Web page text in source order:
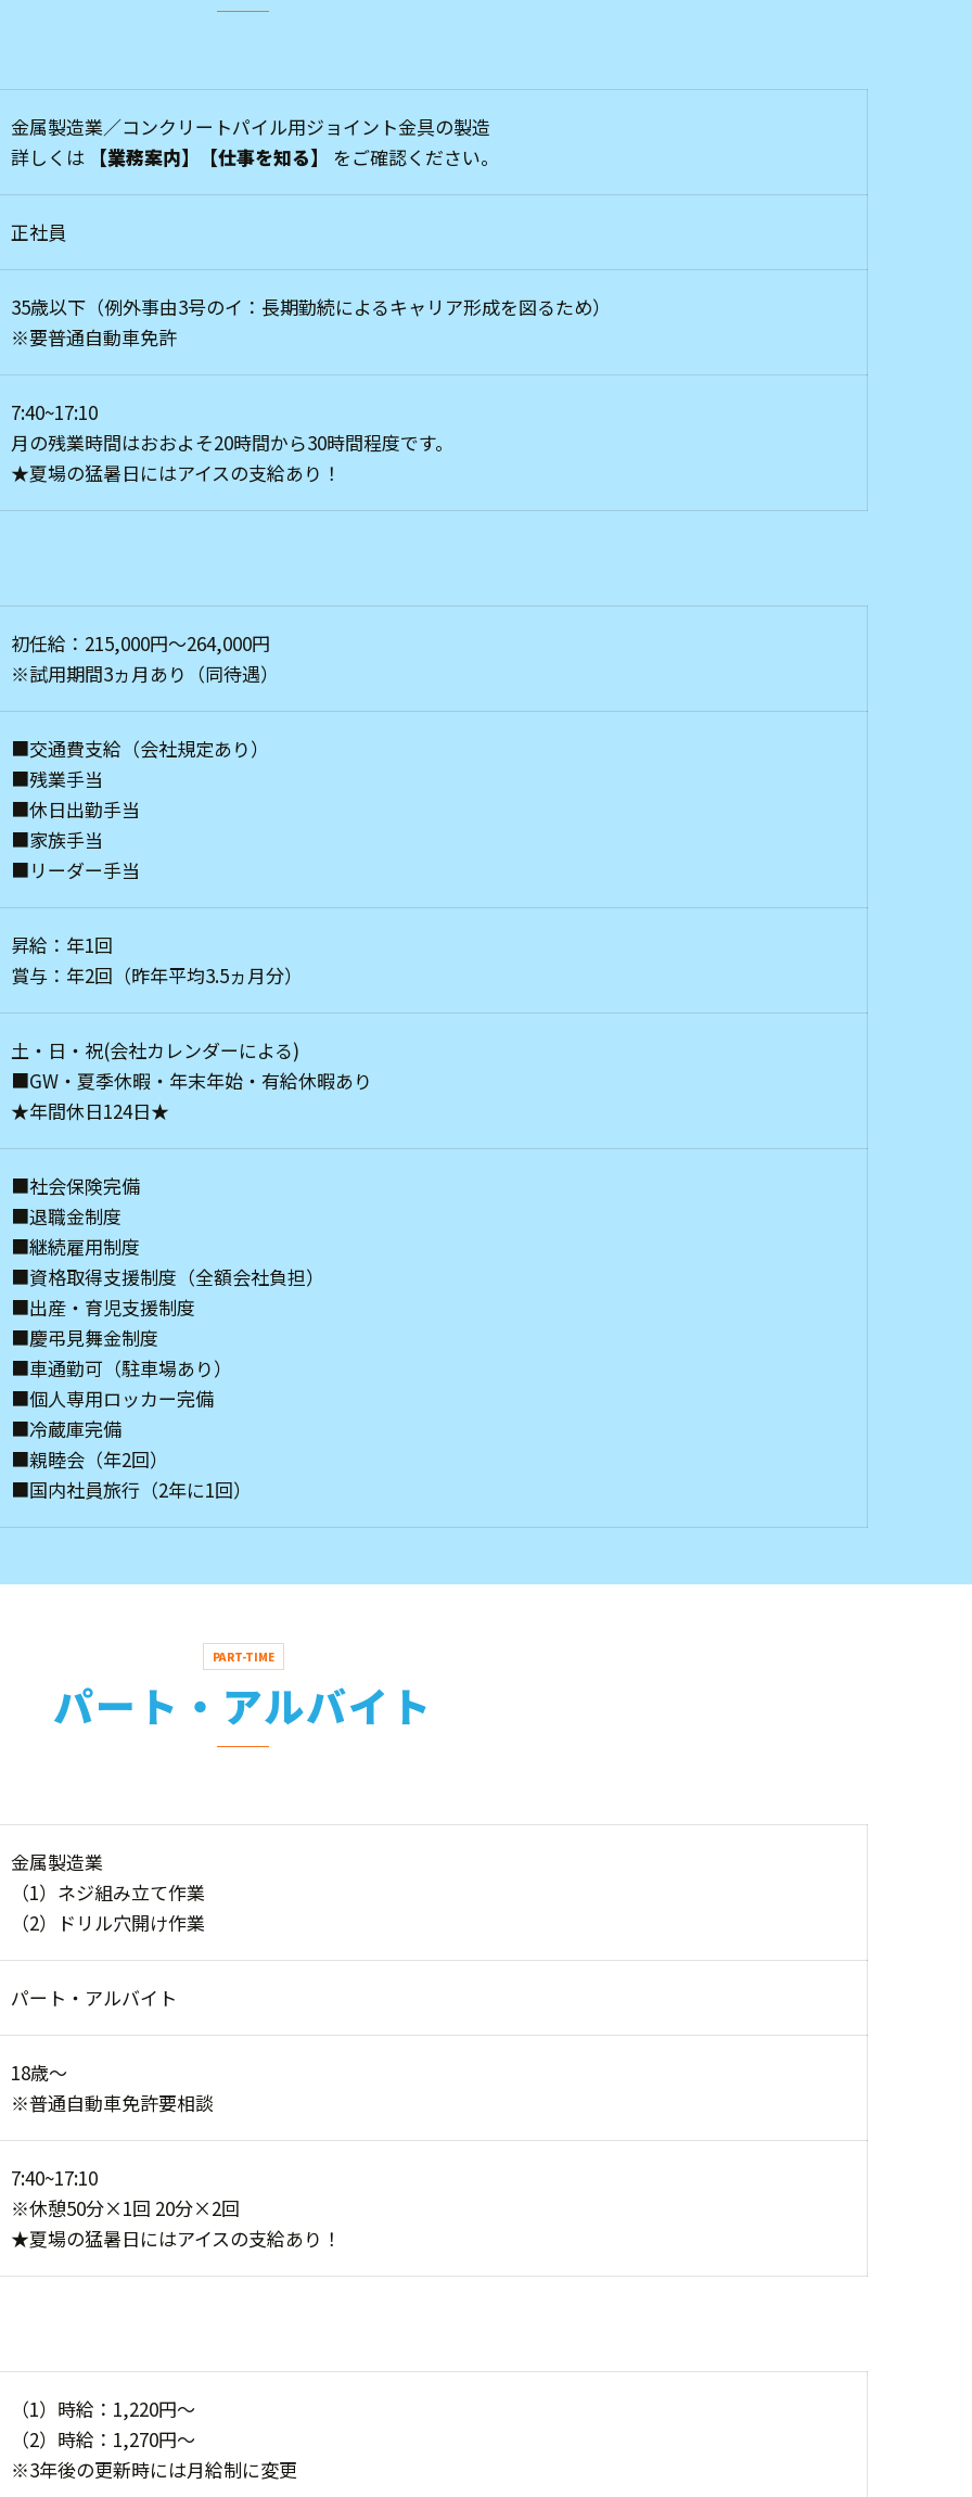
金属製造業／コンクリートパイル用ジョイント金具の製造
詳しくは 【業務案内】 【仕事を知る】 をご確認ください。
正社員
35歳以下（例外事由3号のイ：長期勤続によるキャリア形成を図るため）
※要普通自動車免許
7:40~17:10
月の残業時間はおおよそ20時間から30時間程度です。
★夏場の猛暑日にはアイスの支給あり！
初任給：215,000円～264,000円
※試用期間3ヵ月あり（同待遇）
■交通費支給（会社規定あり）
■残業手当
■休日出勤手当
■家族手当
■リーダー手当
昇給：年1回
賞与：年2回（昨年平均3.5ヵ月分）
土・日・祝(会社カレンダーによる)
■GW・夏季休暇・年末年始・有給休暇あり
★年間休日124日★
■社会保険完備
■退職金制度
■継続雇用制度
■資格取得支援制度（全額会社負担）
■出産・育児支援制度
■慶弔見舞金制度
■車通勤可（駐車場あり）
■個人専用ロッカー完備
■冷蔵庫完備
■親睦会（年2回）
■国内社員旅行（2年に1回）
PART-TIME
パート・アルバイト
金属製造業
（1）ネジ組み立て作業
（2）ドリル穴開け作業
パート・アルバイト
18歳～
※普通自動車免許要相談
7:40~17:10
※休憩50分×1回 20分×2回
★夏場の猛暑日にはアイスの支給あり！
（1）時給：1,220円〜
（2）時給：1,270円〜
※3年後の更新時には月給制に変更